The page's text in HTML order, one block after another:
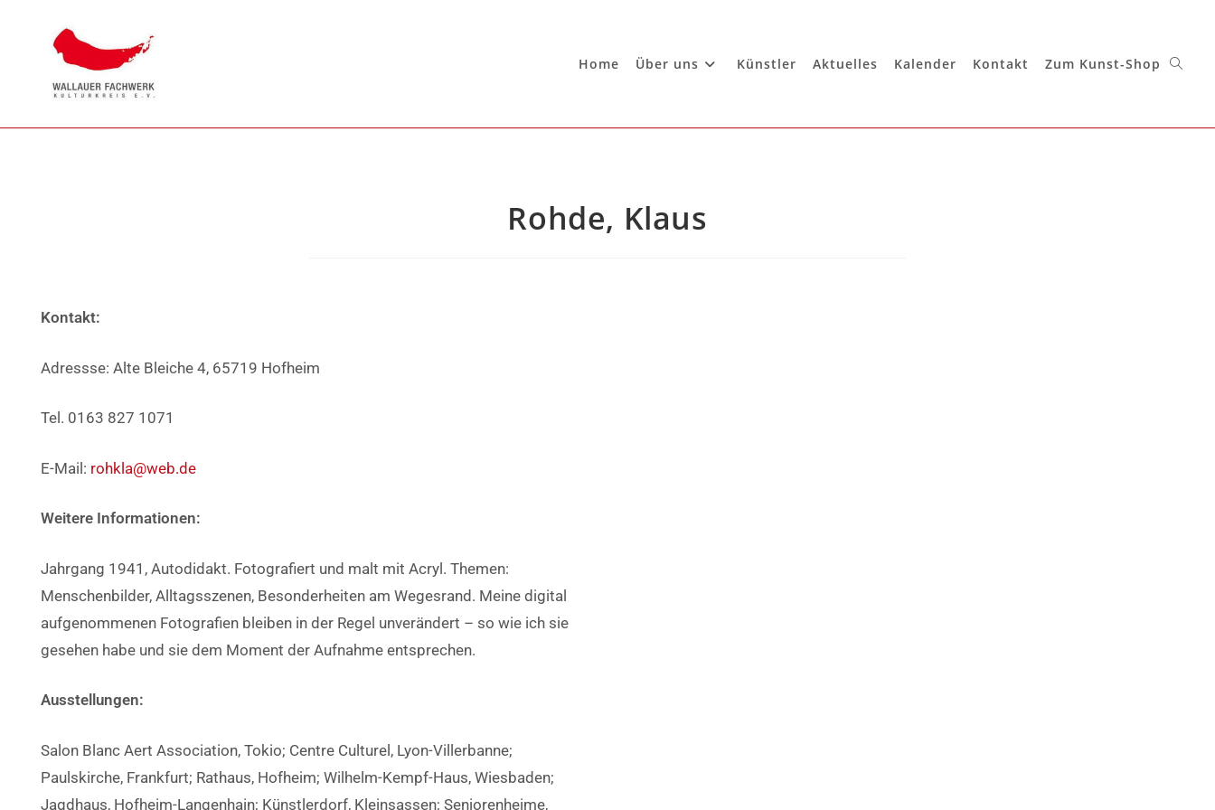
Home Über uns Künstler Aktuelles Kalender Kontakt Zum Kunst-Shop
Rohde, Klaus
Kontakt:
Adressse: Alte Bleiche 4, 65719 Hofheim
Tel. 0163 827 1071
E-Mail: rohkla@web.de
Weitere Informationen:
Jahrgang 1941, Autodidakt. Fotografiert und malt mit Acryl. Themen:
Menschenbilder, Alltagsszenen, Besonderheiten am Wegesrand. Meine digital
aufgenommenen Fotografien bleiben in der Regel unverändert – so wie ich sie
gesehen habe und sie dem Moment der Aufnahme entsprechen.
Ausstellungen:
Salon Blanc Aert Association, Tokio; Centre Culturel, Lyon-Villerbanne;
Paulskirche, Frankfurt; Rathaus, Hofheim; Wilhelm-Kempf-Haus, Wiesbaden;
Jagdhaus, Hofheim-Langenhain; Künstlerdorf, Kleinsassen; Seniorenheime,